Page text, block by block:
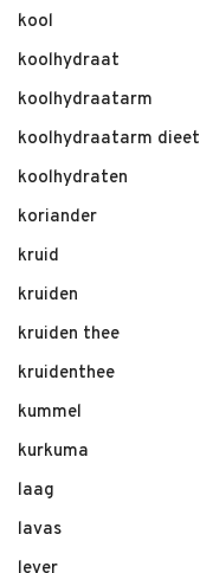
kool
koolhydraat
koolhydraatarm
koolhydraatarm dieet
koolhydraten
koriander
kruid
kruiden
kruiden thee
kruidenthee
kummel
kurkuma
laag
lavas